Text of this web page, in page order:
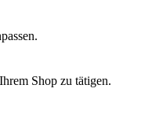
Shop zu tätigen.